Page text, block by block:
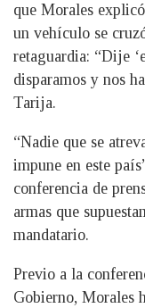
que Morales
un vehículo se
retaguardia: “Dije
disparamos y nos
Tarija.
“Nadie que se
impune en este
conferencia de
armas que
mandatario.
Previo a la
Gobierno, Morales